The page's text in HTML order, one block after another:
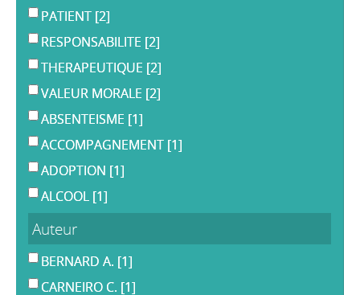
PATIENT [2]
RESPONSABILITE [2]
THERAPEUTIQUE [2]
VALEUR MORALE [2]
ABSENTEISME [1]
ACCOMPAGNEMENT [1]
ADOPTION [1]
ALCOOL [1]
Auteur
BERNARD A. [1]
CARNEIRO C. [1]